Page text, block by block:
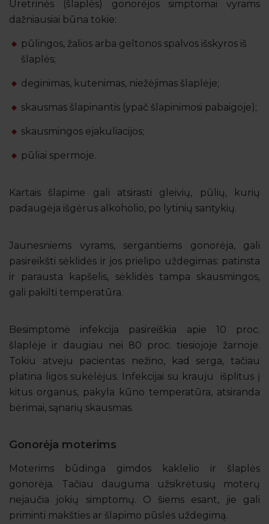
Uretrinės (šlaplės) gonorėjos simptomai vyrams
dažniausiai būna tokie:
pūlingos, žalios arba geltonos spalvos išskyros iš
šlaplės;
deginimas, kutenimas, niežėjimas šlaplėje;
skausmas šlapinantis (ypač šlapinimosi pabaigoje);
skausmingos ejakuliacijos;
pūliai spermoje.
Kartais šlapime gali atsirasti gleivių, pūlių, kurių
padaugėja išgėrus alkoholio, po lytinių santykių.
Jaunesniems vyrams, sergantiems gonorėja, gali
pasireikšti sėklidės ir jos prielipo uždegimas: patinsta
ir parausta kapšelis, sėklidės tampa skausmingos,
gali pakilti temperatūra.
Besimptomė infekcija pasireiškia apie 10 proc.
šlaplėje ir daugiau nei 80 proc. tiesiojoje žarnoje.
Tokiu atveju pacientas nežino, kad serga, tačiau
platina ligos sukėlėjus. Infekcijai su krauju išplitus į
kitus organus, pakyla kūno temperatūra, atsiranda
bėrimai, sąnarių skausmas.
Gonorėja moterims
Moterims būdinga gimdos kaklelio ir šlaplės
gonorėja. Tačiau dauguma užsikrėtusių moterų
nejaučia jokių simptomų. O šiems esant, jie gali
priminti makšties ar šlapimo pūslės uždegimą.